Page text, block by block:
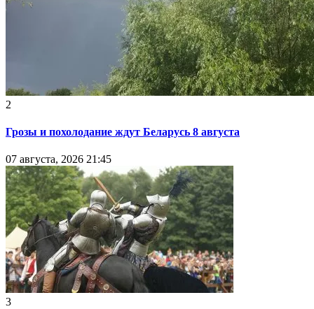
2
Грозы и похолодание ждут Беларусь 8 августа
07 августа, 2026 21:45
3